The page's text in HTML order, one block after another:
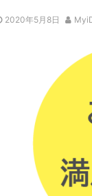
2020年5月8日